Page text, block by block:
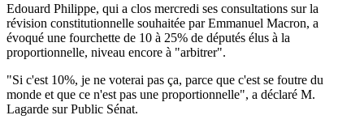
Edouard Philippe, qui a clos mercredi ses consultations sur la
révision constitutionnelle souhaitée par Emmanuel Macron, a
évoqué une fourchette de 10 à 25% de députés élus à la
proportionnelle, niveau encore à "arbitrer".
"Si c'est 10%, je ne voterai pas ça, parce que c'est se foutre du
monde et que ce n'est pas une proportionnelle", a déclaré M.
Lagarde sur Public Sénat.